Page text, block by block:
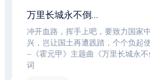
万里长城永不倒…
冲开血路，挥手上吧，要致力国家中
兴，岂让国土再遭践踏，个个负起
–《霍元甲》主题曲《万里长城永
词